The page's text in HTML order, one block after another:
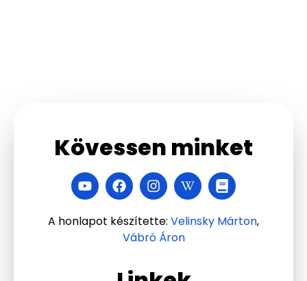
Kövessen minket
A honlapot készítette: Velinsky Márton,
Vábró Áron